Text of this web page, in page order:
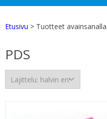
Etusivu > Tuotteet avainsanalla
PDS